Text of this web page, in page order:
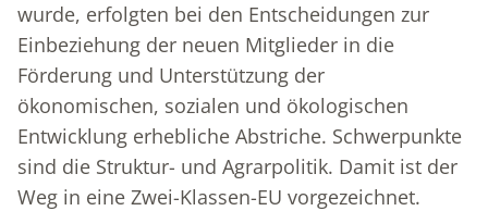
wurde, erfolgten bei den Entscheidungen zur
Einbeziehung der neuen Mitglieder in die
Förderung und Unterstützung der
ökonomischen, sozialen und ökologischen
Entwicklung erhebliche Abstriche. Schwer­punkte
sind die Struktur- und Agrarpolitik. Damit ist der
Weg in eine Zwei-Klassen-EU vorgezeichnet.